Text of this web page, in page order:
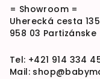
= Showroom =
Uherecká cesta
958 03 Partizánske
Tel: +421 914 334
Mail: